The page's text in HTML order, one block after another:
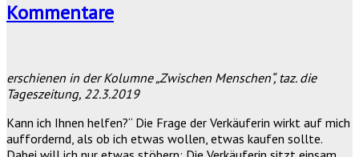
Kommentare
erschienen in der Kolumne „Zwischen Menschen“, taz. die
Tageszeitung, 22.3.2019
Kann ich Ihnen helfen?“ Die Frage der Verkäuferin wirkt auf mich
auffordernd, als ob ich etwas wollen, etwas kaufen sollte.